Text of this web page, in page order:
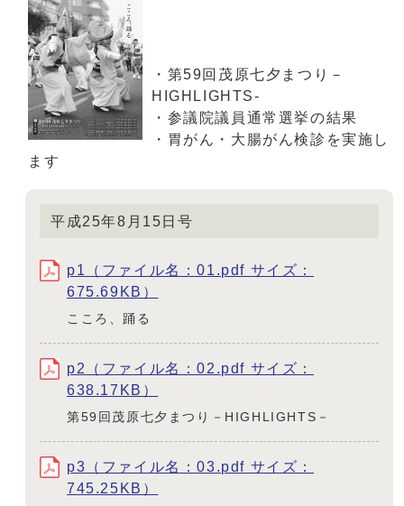
・第59回茂原七夕まつり－
HIGHLIGHTS-
・参議院議員通常選挙の結果
・胃がん・大腸がん検診を実施し
ます
平成25年8月15日号
p1（ファイル名：01.pdf サイズ：
675.69KB）
こころ、踊る
p2（ファイル名：02.pdf サイズ：
638.17KB）
第59回茂原七夕まつり－HIGHLIGHTS－
p3（ファイル名：03.pdf サイズ：
745.25KB）